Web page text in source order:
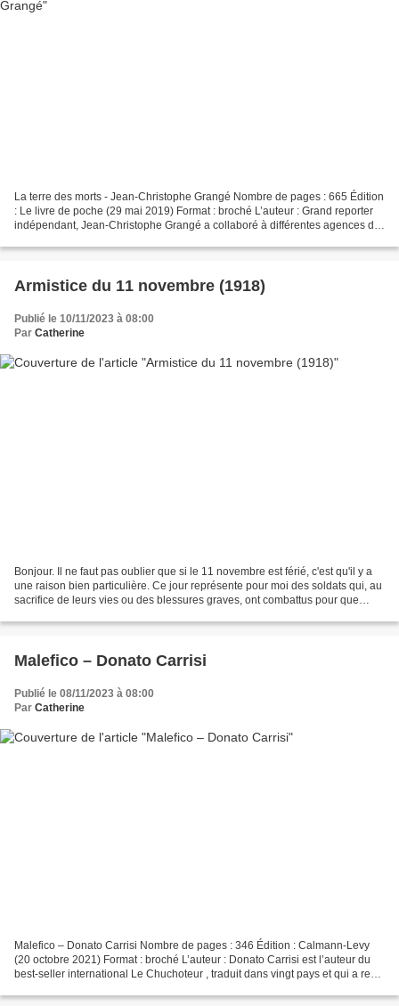
La terre des morts - Jean-Christophe Grangé Nombre de pages : 665 Édition
: Le livre de poche (29 mai 2019) Format : broché L’auteur : Grand reporter
indépendant, Jean-Christophe Grangé a collaboré à différentes agences de
Armistice du 11 novembre (1918)
Publié le 10/11/2023 à 08:00
Par Catherine
Bonjour. Il ne faut pas oublier que si le 11 novembre est férié, c'est qu'il y a
une raison bien particulière. Ce jour représente pour moi des soldats qui, au
sacrifice de leurs vies ou des blessures graves, ont combattus pour que
Malefico – Donato Carrisi
Publié le 08/11/2023 à 08:00
Par Catherine
Malefico – Donato Carrisi Nombre de pages : 346 Édition : Calmann-Levy
(20 octobre 2021) Format : broché L’auteur : Donato Carrisi est l’auteur du
best-seller international Le Chuchoteur , traduit dans vingt pays et qui a reçu